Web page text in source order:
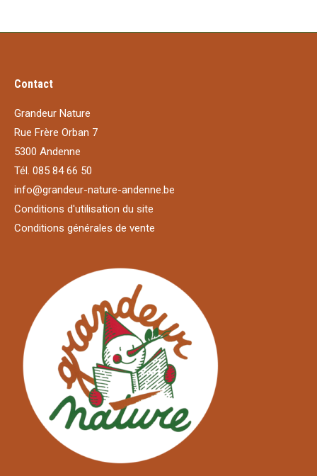
Contact
Grandeur Nature
Rue Frère Orban 7
5300 Andenne
Tél. 085 84 66 50
info@grandeur-nature-andenne.be
Conditions d'utilisation du site
Conditions générales de vente